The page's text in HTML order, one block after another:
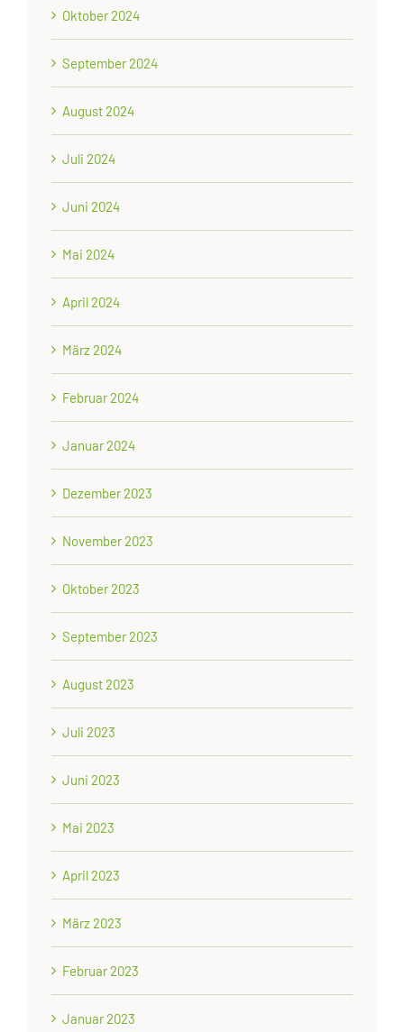
Oktober 2024
September 2024
August 2024
Juli 2024
Juni 2024
Mai 2024
April 2024
März 2024
Februar 2024
Januar 2024
Dezember 2023
November 2023
Oktober 2023
September 2023
August 2023
Juli 2023
Juni 2023
Mai 2023
April 2023
März 2023
Februar 2023
Januar 2023